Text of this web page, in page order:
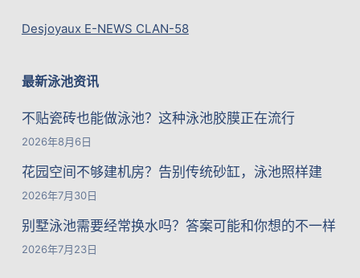
Desjoyaux E-NEWS CLAN-58
最新泳池资讯
不贴瓷砖也能做泳池？这种泳池胶膜正在流行
2026年8月6日
花园空间不够建机房？告别传统砂缸，泳池照样建
2026年7月30日
别墅泳池需要经常换水吗？答案可能和你想的不一样
2026年7月23日